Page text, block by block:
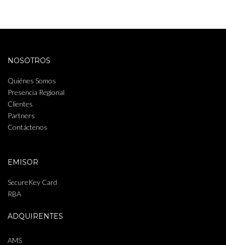
NOSOTROS
Quiénes Somos
Presencia Regional
Clientes
Partners
Contáctenos
EMISOR
SecureKey Card
RBA
ADQUIRENTES
AMS